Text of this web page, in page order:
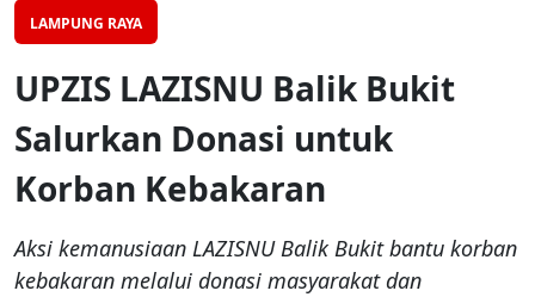
LAMPUNG RAYA
UPZIS LAZISNU Balik Bukit
Salurkan Donasi untuk
Korban Kebakaran
Aksi kemanusiaan LAZISNU Balik Bukit bantu korban
kebakaran melalui donasi masyarakat dan